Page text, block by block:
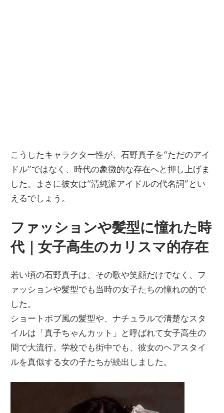
こうしたキャラクター性が、石野真子を“ただのアイ
ドル”ではなく、時代の象徴的な存在へと押し上げま
した。まさに彼女は“清純派アイドルの代名詞”とい
えるでしょう。
ファッションや髪型に憧れた時
代｜女子高生のカリスマ的存在
若い頃の石野真子は、その歌や笑顔だけでなく、フ
ァッションや髪型でも当時の女子たちの憧れの的で
した。
ショートボブ風の髪型や、ナチュラルで清楚なスタ
イルは「真子ちゃんカット」と呼ばれて女子高生の
間で大流行。学校でも街中でも、彼女のヘアスタイ
ルを真似する女の子たちが続出しました。